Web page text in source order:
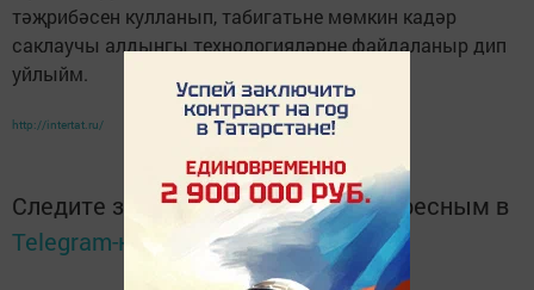
тәҗрибәсен кулланып, табигатьне мөмкин кадәр
саклаучы алдынгы технологияләрне файдаланыр дип
уйлыйм.
http://intertat.ru/
Следите за самым важным и интересным в
Telegram-канале
Татмедиа